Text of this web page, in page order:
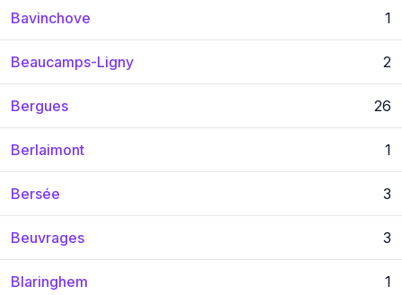
Bavinchove 1
Beaucamps-Ligny 2
Bergues 26
Berlaimont 1
Bersée 3
Beuvrages 3
Blaringhem 1